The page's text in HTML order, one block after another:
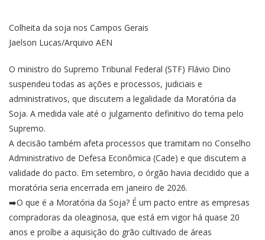
Colheita da soja nos Campos Gerais
Jaelson Lucas/Arquivo AEN
O ministro do Supremo Tribunal Federal (STF) Flávio Dino
suspendeu todas as ações e processos, judiciais e
administrativos, que discutem a legalidade da Moratória da
Soja. A medida vale até o julgamento definitivo do tema pelo
Supremo.
A decisão também afeta processos que tramitam no Conselho
Administrativo de Defesa Econômica (Cade) e que discutem a
validade do pacto. Em setembro, o órgão havia decidido que a
moratória seria encerrada em janeiro de 2026.
➡️O que é a Moratória da Soja? É um pacto entre as empresas
compradoras da oleaginosa, que está em vigor há quase 20
anos e proíbe a aquisição do grão cultivado de áreas